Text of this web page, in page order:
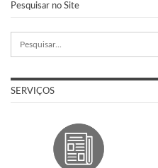
Pesquisar no Site
SERVIÇOS